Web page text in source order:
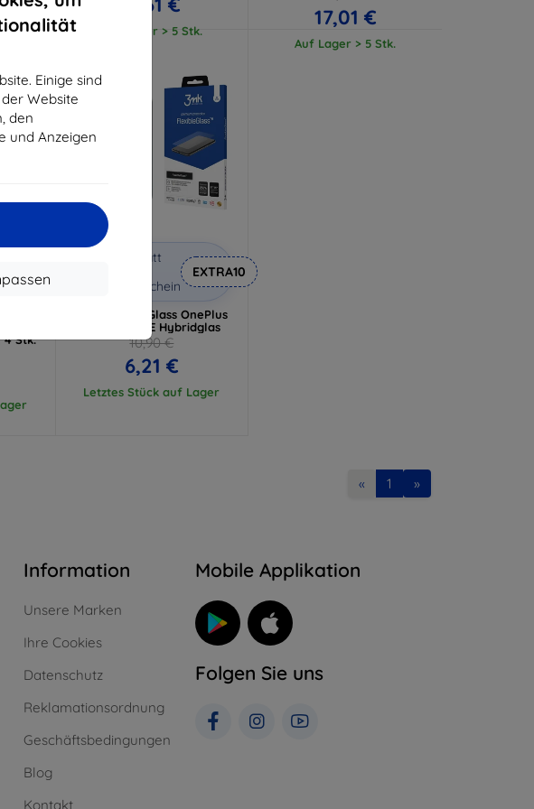
Einige sind
Website
den
und Anzeigen
Auf Lager > 5 Stk.
17,01 €
Auf Lager > 5 Stk.
4 Stk.
Rabatt
Gutschein
EXTRA10
3MK FlexibleGlass OnePlus
Nord N20 SE Hybridglas
10,90 €
6,21 €
Letztes Stück auf Lager
« 1 »
Information
Unsere Marken
Ihre Cookies
Datenschutz
Reklamationsordnung
Geschäftsbedingungen
Blog
Kontakt
Mobile Applikation
Folgen Sie uns